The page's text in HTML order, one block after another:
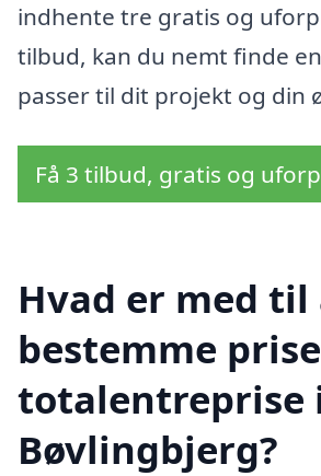
indhente tre gratis og
tilbud, kan du nemt finde
passer til dit projekt og din
Få 3 tilbud, gratis og
Hvad er med til
bestemme
totalentreprise
Bøvlingbjerg?